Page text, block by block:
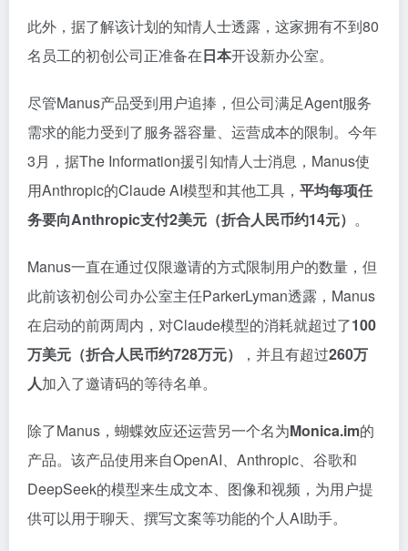
此外，据了解该计划的知情人士透露，这家拥有不到80
名员工的初创公司正准备在日本开设新办公室。
尽管Manus产品受到用户追捧，但公司满足Agent服务
需求的能力受到了服务器容量、运营成本的限制。今年
3月，据The Information援引知情人士消息，Manus使
用Anthropic的Claude AI模型和其他工具， 平均每项任
务要向Anthropic支付2美元（折合人民币约14元） 。
Manus一直在通过仅限邀请的方式限制用户的数量，但
此前该初创公司办公室主任ParkerLyman透露，Manus
在启动的前两周内，对Claude模型的消耗就超过了100
万美元（折合人民币约728万元）
，并且有超过260万
人加入了邀请码的等待名单。
除了Manus，蝴蝶效应还运营另一个名为Monica.im的
产品。该产品使用来自OpenAI、Anthropic、谷歌和
DeepSeek的模型来生成文本、图像和视频，为用户提
供可以用于聊天、撰写文案等功能的个人AI助手。